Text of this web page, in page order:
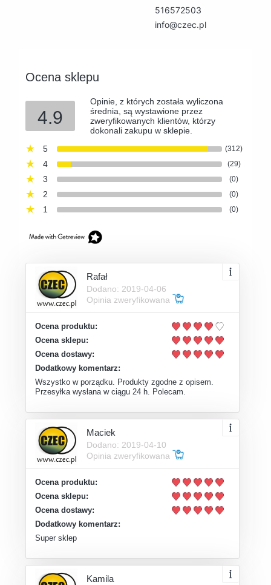
516572503
info@czec.pl
Ocena sklepu
4.9
Opinie, z których została wyliczona
średnia, są wystawione przez
zweryfikowanych klientów, którzy
dokonali zakupu w sklepie.
5
(312)
4 (29)
3 (0)
2 (0)
1 (0)
Rafał
Dodano: 2019-04-06
Opinia zweryfikowana
Ocena produktu:
Ocena sklepu:
Ocena dostawy:
Dodatkowy komentarz:
Wszystko w porządku. Produkty zgodne z opisem.
Przesyłka wysłana w ciągu 24 h. Polecam.
Maciek
Dodano: 2019-04-10
Opinia zweryfikowana
Ocena produktu:
Ocena sklepu:
Ocena dostawy:
Dodatkowy komentarz:
Super sklep
Kamila